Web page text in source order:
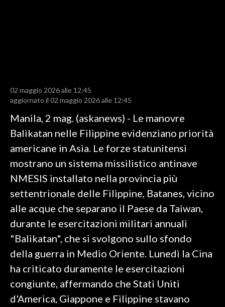
RISULTATI E CLASSIFICHE
CALCIO REGIONALE
BASKET
VOLLEY
MOTORI
TENNIS
ALTRI SPORT
CULTURA
GOSSIP
SALUTE
02 maggio 2026 alle 12:45
aggiornato il 02 maggio 2026 alle 12:45
Manila, 2 mag. (askanews) - Le manovre
Balikatan nelle Filippine evidenziano priorità
americane in Asia. Le forze statunitensi
mostrano un sistema missilistico antinave
NMESIS installato nella provincia più
settentrionale delle Filippine, Batanes, vicino
alle acque che separano il Paese da Taiwan,
durante le esercitazioni militari annuali
"Balikatan", che si svolgono sullo sfondo
della guerra in Medio Oriente. Lunedì la Cina
ha criticato duramente le esercitazioni
congiunte, affermando che Stati Uniti
d'America, Giappone e Filippine stavano